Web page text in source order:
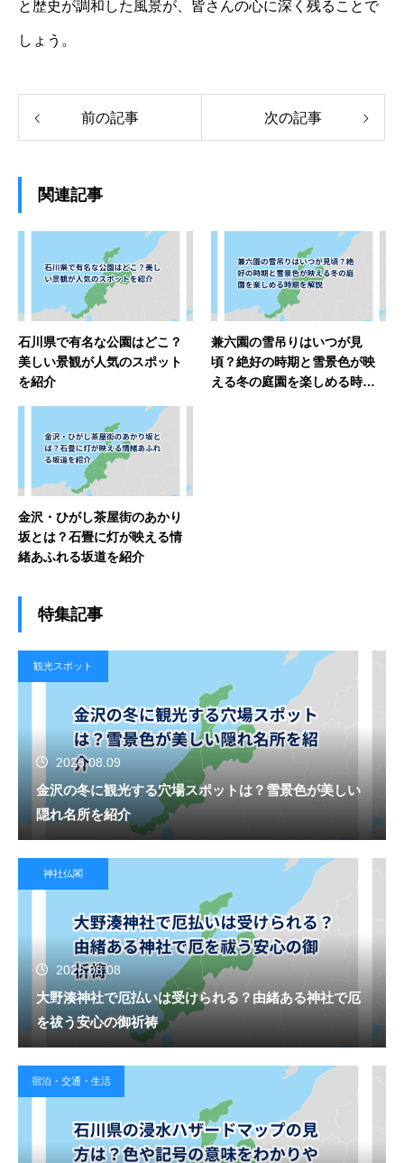
と歴史が調和した風景が、皆さんの心に深く残ることで
しょう。
前の記事 次の記事
関連記事
石川県で有名な公園はどこ？
美しい景観が人気のスポット
を紹介
兼六園の雪吊りはいつが見
頃？絶好の時期と雪景色が映
える冬の庭園を楽しめる時期
金沢・ひがし茶屋街のあかり
坂とは？石畳に灯が映える情
緒あふれる坂道を紹介
特集記事
観光スポット
2026.08.09
金沢の冬に観光する穴場スポットは？雪景色が美しい
隠れ名所を紹介
神社仏閣
2026.08.08
大野湊神社で厄払いは受けられる？由緒ある神社で厄
を祓う安心の御祈祷
宿泊・交通・生活